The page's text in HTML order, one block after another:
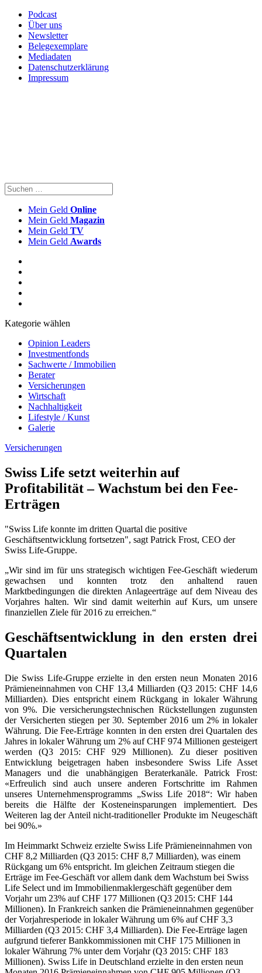
Podcast
Über uns
Newsletter
Belegexemplare
Mediadaten
Datenschutzerklärung
Impressum
Mein Geld Online
Mein Geld Magazin
Mein Geld TV
Mein Geld Awards
Kategorie wählen
Opinion Leaders
Investmentfonds
Sachwerte / Immobilien
Berater
Versicherungen
Wirtschaft
Nachhaltigkeit
Lifestyle / Kunst
Galerie
Versicherungen
Swiss Life setzt weiterhin auf
Profitabilität – Wachstum bei den Fee-
Erträgen
"Swiss Life konnte im dritten Quartal die positive
Geschäftsentwicklung fortsetzen", sagt Patrick Frost, CEO der
Swiss Life-Gruppe.
„Wir sind im für uns strategisch wichtigen Fee-Geschäft wiederum
gewachsen und konnten trotz den anhaltend rauen
Marktbedingungen die direkten Anlageerträge auf dem Niveau des
Vorjahres halten. Wir sind damit weiterhin auf Kurs, um unsere
finanziellen Ziele für 2016 zu erreichen.“
Geschäftsentwicklung in den ersten drei
Quartalen
Die Swiss Life-Gruppe erzielte in den ersten neun Monaten 2016
Prämieneinnahmen von CHF 13,4 Milliarden (Q3 2015: CHF 14,6
Milliarden). Dies entspricht einem Rückgang in lokaler Währung
von 9%. Die versicherungstechnischen Rückstellungen zugunsten
der Versicherten stiegen per 30. September 2016 um 2% in lokaler
Währung. Die Fee-Erträge konnten in den ersten drei Quartalen des
Jahres in lokaler Währung um 2% auf CHF 974 Millionen gesteigert
werden (Q3 2015: CHF 929 Millionen). Zu dieser positiven
Entwicklung beigetragen haben insbesondere Swiss Life Asset
Managers und die unabhängigen Beraterkanäle. Patrick Frost:
«Erfreulich sind auch unsere anderen Fortschritte im Rahmen
unseres Unternehmensprogramms „Swiss Life 2018“: Wir haben
bereits die Hälfte der Kosteneinsparungen implementiert. Des
Weiteren lag der Anteil nicht-traditioneller Produkte im Neugeschäft
bei 90%.»
Im Heimmarkt Schweiz erzielte Swiss Life Prämieneinnahmen von
CHF 8,2 Milliarden (Q3 2015: CHF 8,7 Milliarden), was einem
Rückgang um 6% entspricht. Im gleichen Zeitraum stiegen die
Erträge im Fee-Geschäft vor allem dank dem Wachstum bei Swiss
Life Select und im Immobilienmaklergeschäft gegenüber dem
Vorjahr um 23% auf CHF 177 Millionen (Q3 2015: CHF 144
Millionen). In Frankreich sanken die Prämieneinnahmen gegenüber
der Vorjahresperiode in lokaler Währung um 6% auf CHF 3,3
Milliarden (Q3 2015: CHF 3,4 Milliarden). Die Fee-Erträge lagen
aufgrund tieferer Bankkommissionen mit CHF 175 Millionen in
lokaler Währung 7% unter dem Vorjahr (Q3 2015: CHF 183
Millionen). Swiss Life in Deutschland erzielte in den ersten neun